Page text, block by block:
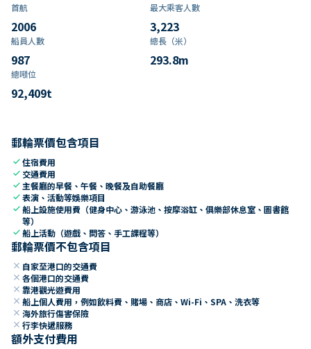
首航
2006
最大乘客人數
3,223
船員人數
987
總長（米）
293.8m
總噸位
92,409t
郵輪票價包含項目
check住宿費用
check 交通費用
check 主餐廳的早餐、午餐、晚餐及自助餐廳
check表演、活動等娛樂項目
check船上設施使用費（健身中心、游泳池、按摩浴缸、俱樂部休息室、圖書館
等）
check船上活動（遊戲、問答、手工課程等）
郵輪票價不包含項目
close 自家至港口的交通費
close 各個港口的交通費
close 靠港觀光遊費用
close 船上個人費用，例如飲料費、賭場、商店、Wi-Fi、SPA、洗衣等
close 海外旅行傷害保險
close 行李快遞服務
額外支付費用